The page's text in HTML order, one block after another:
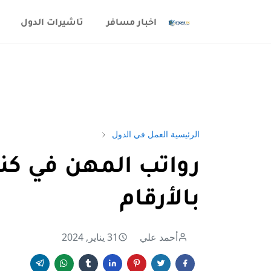
اخبار مسافر تاشيرات الدول
الرئيسية العمل في الدول
رواتب المهن في
بالأرقام
أحمد علي 31 يناير, 2024